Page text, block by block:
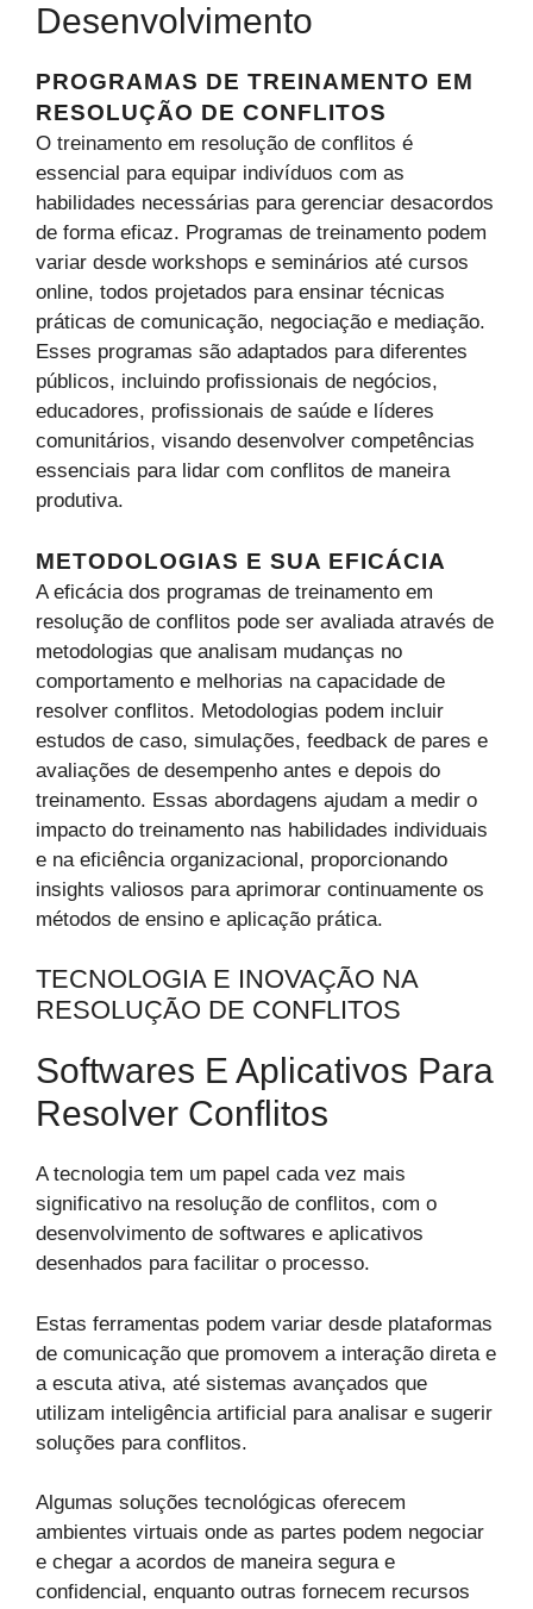
Desenvolvimento
PROGRAMAS DE TREINAMENTO EM
RESOLUÇÃO DE CONFLITOS
O treinamento em resolução de conflitos é
essencial para equipar indivíduos com as
habilidades necessárias para gerenciar desacordos
de forma eficaz. Programas de treinamento podem
variar desde workshops e seminários até cursos
online, todos projetados para ensinar técnicas
práticas de comunicação, negociação e mediação.
Esses programas são adaptados para diferentes
públicos, incluindo profissionais de negócios,
educadores, profissionais de saúde e líderes
comunitários, visando desenvolver competências
essenciais para lidar com conflitos de maneira
produtiva.
METODOLOGIAS E SUA EFICÁCIA
A eficácia dos programas de treinamento em
resolução de conflitos pode ser avaliada através de
metodologias que analisam mudanças no
comportamento e melhorias na capacidade de
resolver conflitos. Metodologias podem incluir
estudos de caso, simulações, feedback de pares e
avaliações de desempenho antes e depois do
treinamento. Essas abordagens ajudam a medir o
impacto do treinamento nas habilidades individuais
e na eficiência organizacional, proporcionando
insights valiosos para aprimorar continuamente os
métodos de ensino e aplicação prática.
TECNOLOGIA E INOVAÇÃO NA
RESOLUÇÃO DE CONFLITOS
Softwares E Aplicativos Para
Resolver Conflitos
A tecnologia tem um papel cada vez mais
significativo na resolução de conflitos, com o
desenvolvimento de softwares e aplicativos
desenhados para facilitar o processo.
Estas ferramentas podem variar desde plataformas
de comunicação que promovem a interação direta e
a escuta ativa, até sistemas avançados que
utilizam inteligência artificial para analisar e sugerir
soluções para conflitos.
Algumas soluções tecnológicas oferecem
ambientes virtuais onde as partes podem negociar
e chegar a acordos de maneira segura e
confidencial, enquanto outras fornecem recursos